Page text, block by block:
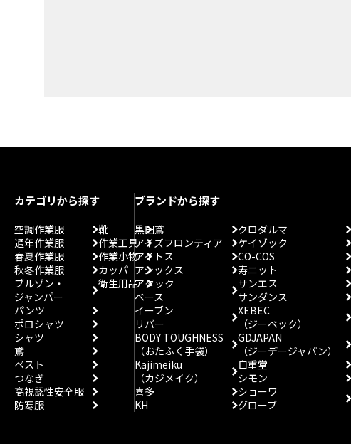
カテゴリから探す
空調作業服
通年作業服
春夏作業服
秋冬作業服
ブルゾン・
ジャンパー
パンツ
ポロシャツ
シャツ
鳶
ベスト
つなぎ
高視認性安全服
防寒服
靴
作業工具
作業小物
カッパ
衛生用品
ブランドから探す
黒田鳶
アイズフロンティア
アイトス
アシックス
アタック
ベース
イーブン
リバー
BODY TOUGHNESS
（おたふく手袋）
Kajimeiku
（カジメイク）
喜多
KH
クロダルマ
ケイゾック
CO-COS
寿ニット
サンエス
サンダンス
XEBEC
（ジーベック）
GDJAPAN
（ジーデージャパン）
自重堂
シモン
ショーワ
グローブ